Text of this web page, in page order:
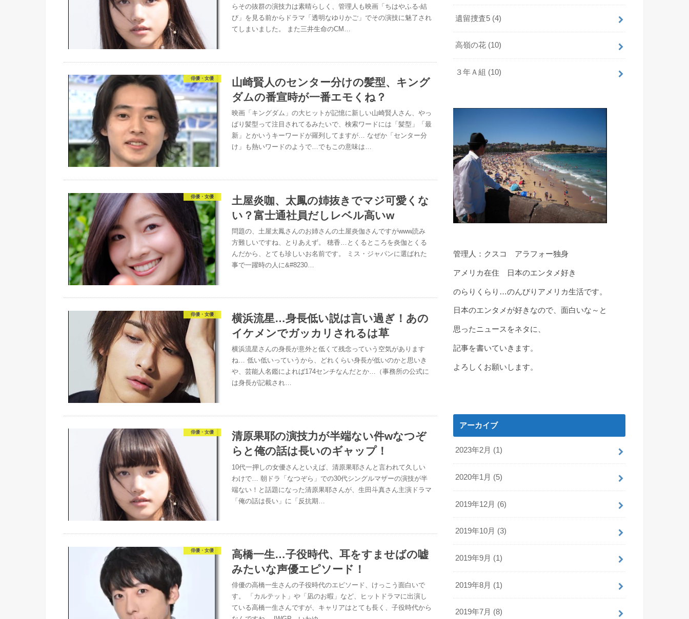
らその抜群の演技力は素晴らしく、管理人も映画「ちはやふる‐結
び」を見る前からドラマ「透明なゆりかご」でその演技に魅了され
てしまいました。 また三井生命のCM…
俳優・女優
山崎賢人のセンター分けの髪型、キング
ダムの番宣時が一番エモくね？
映画「キングダム」の大ヒットが記憶に新しい山崎賢人さん、やっ
ぱり髪型って注目されてるみたいで、検索ワードには「髪型」「最
新」とかいうキーワードが羅列してますが… なぜか「センター分
け」も熱いワードのようで…でもこの意味は…
俳優・女優
土屋炎咖、太鳳の姉抜きでマジ可愛くな
い？富士通社員だしレベル高いw
問題の、土屋太鳳さんのお姉さんの土屋炎伽さんですがwww読み
方難しいですね、とりあえず。 穂香…とくるところを炎伽とくる
んだから、とても珍しいお名前です。 ミス・ジャパンに選ばれた
事で一躍時の人に&#8230…
俳優・女優
横浜流星…身長低い説は言い過ぎ！あの
イケメンでガッカリされるは草
横浜流星さんの身長が意外と低くて残念っていう空気があります
ね… 低い低いっていうから、どれくらい身長が低いのかと思いき
や、芸能人名鑑によれば174センチなんだとか…（事務所の公式に
は身長が記載され…
俳優・女優
清原果耶の演技力が半端ない件wなつぞ
らと俺の話は長いのギャップ！
10代一押しの女優さんといえば、清原果耶さんと言われて久しい
わけで… 朝ドラ「なつぞら」での30代シングルマザーの演技が半
端ない！と話題になった清原果耶さんが、生田斗真さん主演ドラマ
「俺の話は長い」に「反抗期…
俳優・女優
高橋一生…子役時代、耳をすませばの嘘
みたいな声優エピソード！
俳優の高橋一生さんの子役時代のエピソード、けっこう面白いで
す。 「カルテット」や「凪のお暇」など、ヒットドラマに出演し
ている高橋一生さんですが、キャリアはとても長く、子役時代から
遺留捜査5 (4)
高嶺の花 (10)
３年Ａ組 (10)
管理人：クスコ アラフォー独身
アメリカ在住 日本のエンタメ好き
のらりくらり…のんびりアメリカ生活です。
日本のエンタメが好きなので、面白いな～と
思ったニュースをネタに、
記事を書いていきます。
よろしくお願いします。
アーカイブ
2023年2月 (1)
2020年1月 (5)
2019年12月 (6)
2019年10月 (3)
2019年9月 (1)
2019年8月 (1)
2019年7月 (8)